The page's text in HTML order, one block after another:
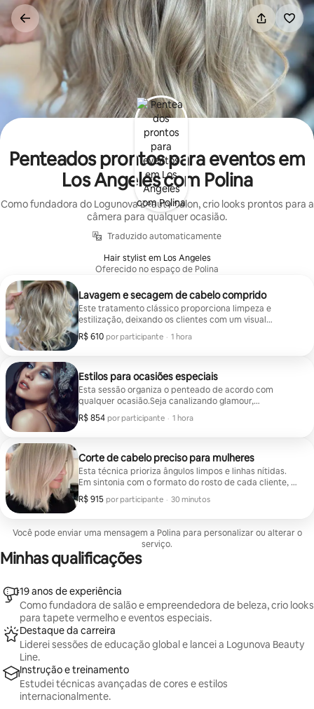
Pular
para
o
conteúdo
Penteados prontos para eventos em
Los Angeles com Polina
Como fundadora do Logunova Beauty Salon, crio looks prontos para a
câmera para qualquer ocasião.
Traduzido automaticamente
Hair stylist em Los Angeles
Oferecido no espaço de Polina
Lavagem e secagem de cabelo comprido
Este tratamento clássico proporciona limpeza e
estilização, deixando os clientes com um visual
elegante e sofisticado.
R$ 610 por participante
R$ 610 por participante
, · 1 hora
Estilos para ocasiões especiais
Esta sessão organiza o penteado de acordo com
qualquer ocasião.Seja canalizando glamour,
sofisticação ou elegância atemporal, é ajustado para
atender aos gostos individuais. Os clientes são
secagem.
R$ 854 por participante
R$ 854 por participante
, · 1 hora
Corte de cabelo preciso para mulheres
Esta técnica prioriza ângulos limpos e linhas nítidas.
Em sintonia com o formato do rosto de cada cliente, é
ideal para quem busca um visual refinado.
R$ 915 por participante
R$ 915 por participante
, · 30 minutos
Você pode enviar uma mensagem a Polina para personalizar ou alterar o
serviço.
Minhas qualificações
19 anos de experiência
Como fundadora de salão e empreendedora de beleza, crio looks
para tapete vermelho e eventos especiais.
Destaque da carreira
Liderei sessões de educação global e lancei a Logunova Beauty
Line.
Instrução e treinamento
Estudei técnicas avançadas de cores e estilos
internacionalmente.